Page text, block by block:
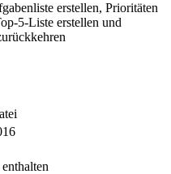
erstellen, Prioritäten
5-Liste erstellen und